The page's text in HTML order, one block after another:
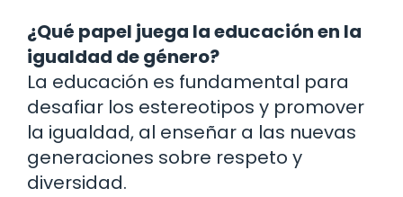
¿Qué papel juega la educación en la
igualdad de género?
La educación es fundamental para
desafiar los estereotipos y promover
la igualdad, al enseñar a las nuevas
generaciones sobre respeto y
diversidad.